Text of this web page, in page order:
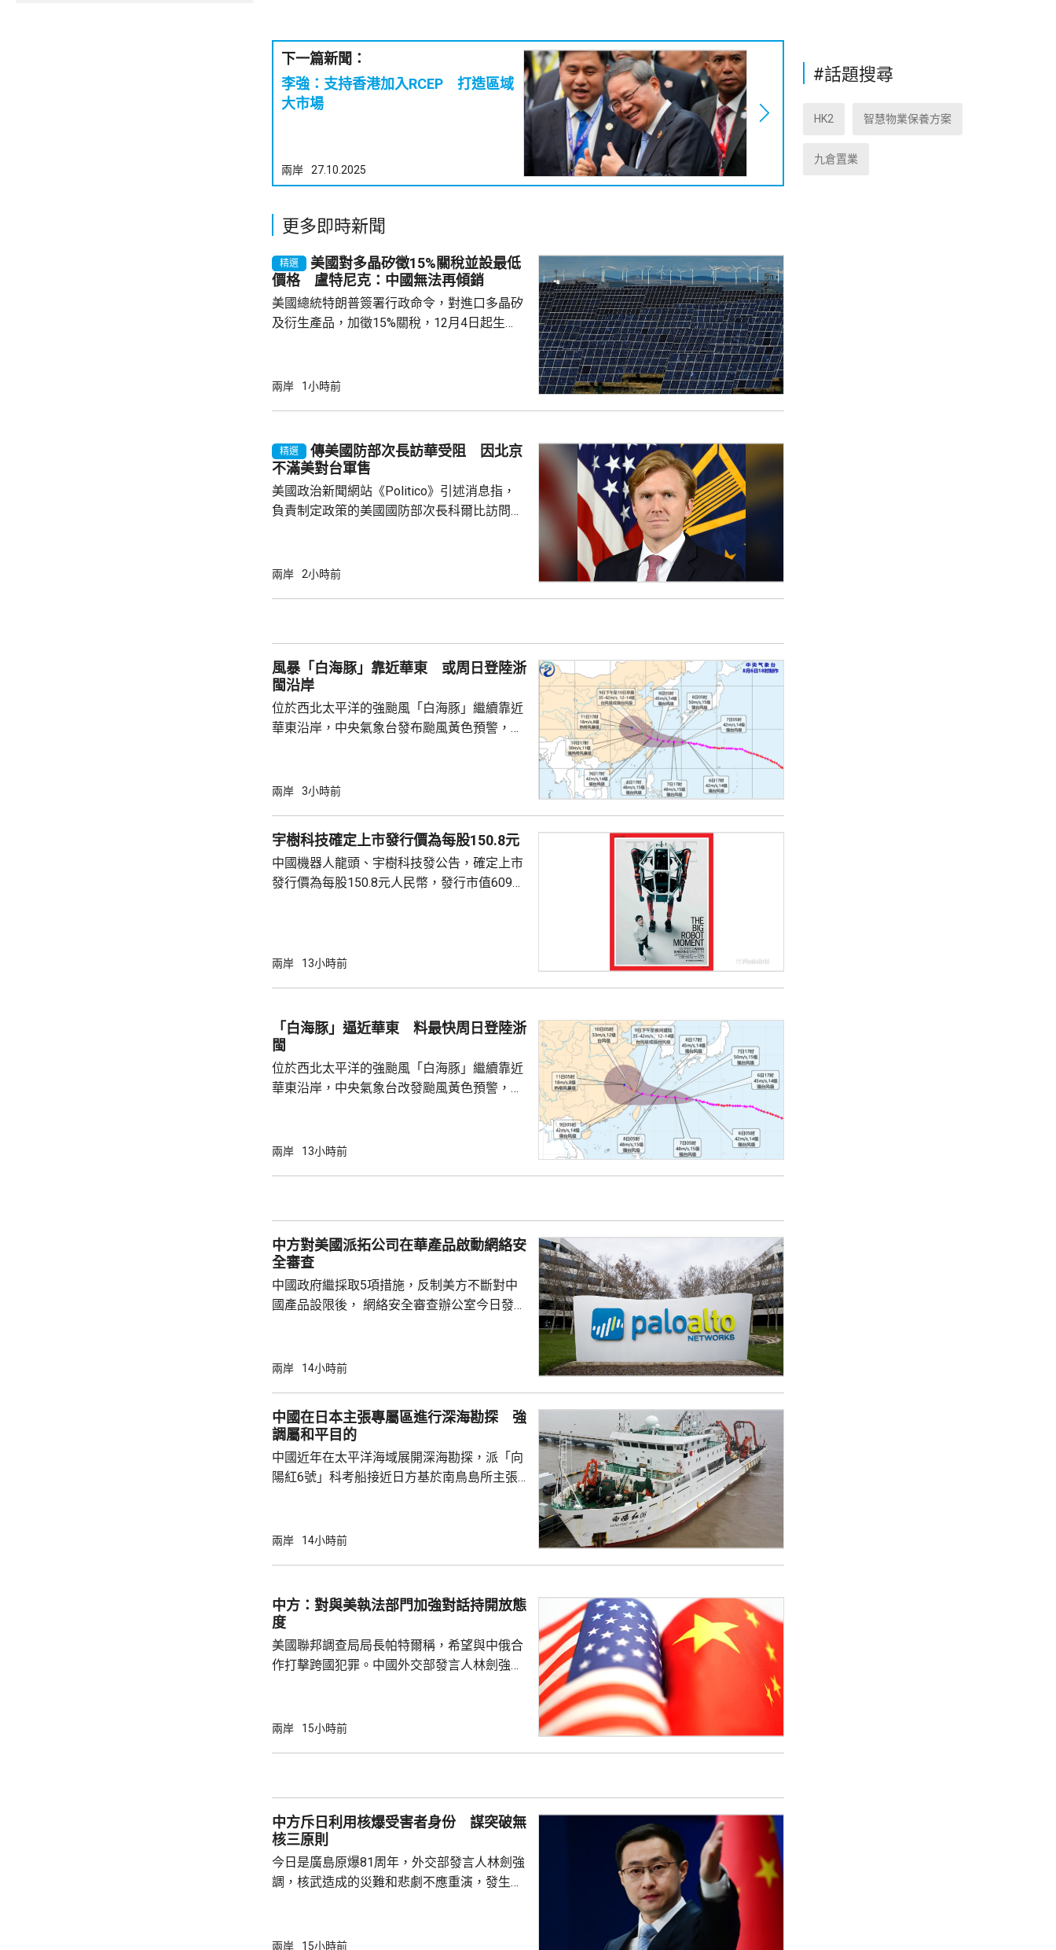
下一篇新聞：
李強：支持香港加入RCEP 打造區域
大市場
兩岸 27.10.2025
更多即時新聞
精選
美國對多晶矽徵15%關稅並設最低
價格 盧特尼克：中國無法再傾銷
美國總統特朗普簽署行政命令，對進口多晶矽
及衍生產品，加徵15%關稅，12月4日起生
產品設定最低價格，其中多晶矽每公斤21美
商務部制定計劃，若企業承諾在美國建設、翻
新或擴建多晶矽、晶圓或太陽能電池等生產設
施，並在2029年1月20日前...
兩岸 1小時前
精選
傳美國防部次長訪華受阻 因北京
不滿美對台軍售
美國政治新聞網站《Politico》引述消息指，
負責制定政策的美國國防部次長科爾比訪問中
售案。 報道指，科爾比認為美中關係過去一年
爭取中方的訪問邀請，並在中國國防大學發表
演講，要求國防部官員與北...
兩岸 2小時前
風暴「白海豚」靠近華東 或周日登陸浙
閩沿岸
位於西北太平洋的強颱風「白海豚」繼續靠近
華東沿岸，中央氣象台發布颱風黃色預警，指
日間穿過琉球群島後移入東海，其後移速減慢
度為颱風或強颱風級，登陸後向西偏北方向移
動，強度逐漸減弱。專家表示，「白海豚」後
續帶來的降雨較強，風雨影響範圍較大，...
兩岸 3小時前
宇樹科技確定上市發行價為每股150.8元
中國機器人龍頭、宇樹科技發公告，確定上市
發行價為每股150.8元人民幣，發行市值609億
開發行新股4040多萬股，擬發行數量佔發行後
戰略配售數量約為809萬股。發行完成後，宇
樹科技總股本...
兩岸 13小時前
「白海豚」逼近華東 料最快周日登陸浙
閩
位於西北太平洋的強颱風「白海豚」繼續靠近
華東沿岸，中央氣象台改發颱風黃色預警，預
一早上在浙江到福建北部沿岸地區登陸，風力
統結合，可能為北方帶來時間長、範圍大的風
雨影響。國家海洋預報台發布海浪橙...
兩岸 13小時前
中方對美國派拓公司在華產品啟動網絡安
全審查
中國政府繼採取5項措施，反制美方不斷對中
國產品設限後， 網絡安全審查辦公室今日發公
公告指，為保障關鍵信息基礎設施安全穩定運
拓產品實施網絡安全審查。 商務部昨日宣布對
美國採取5項反制措施，包括加強無人機相關
兩用物項對出口管...
兩岸 14小時前
中國在日本主張專屬區進行深海勘探 強
調屬和平目的
中國近年在太平洋海域展開深海勘探，派「向
陽紅6號」科考船接近日方基於南鳥島所主張
林劍回應說，中方開展的海洋科研活動服務是
益。 至於中國航母「遼寧艦」去年6月進入太
平洋區域，林劍強調，中國一貫奉行防禦性國
兩岸 14小時前
中方：對與美執法部門加強對話持開放態
度
美國聯邦調查局局長帕特爾稱，希望與中俄合
作打擊跨國犯罪。中國外交部發言人林劍強
神，與美方開展執法領域合作。至於雙方是否
兩岸 15小時前
中方斥日利用核爆受害者身份 謀突破無
核三原則
今日是廣島原爆81周年，外交部發言人林劍強
調，核武造成的災難和悲劇不應重演，發生核
右翼勢力長期篡改歷史事實，政治利用「核爆
兩岸 15小時前
#話題搜尋
HK2 智慧物業保養方案
九倉置業